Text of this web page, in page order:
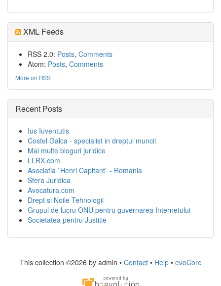
XML Feeds
RSS 2.0: Posts, Comments
Atom: Posts, Comments
More on RSS
Recent Posts
Ius Iuventutis
Costel Galca - specialist in dreptul muncii
Mai multe bloguri juridice
LLRX.com
Asociatia `Henri Capitant` - Romania
Sfera Juridica
Avocatura.com
Drept si Noile Tehnologii
Grupul de lucru ONU pentru guvernarea Internetului
Societatea pentru Justitie
This collection ©2026 by admin • Contact• Help• evoCore